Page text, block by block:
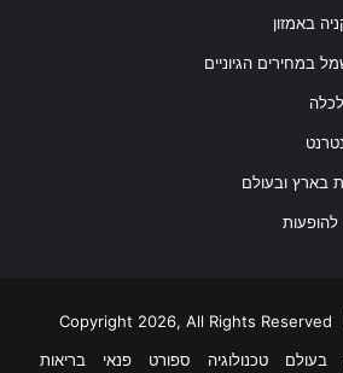
בעולם טכנולוגיה ספורט פנאי בריאות